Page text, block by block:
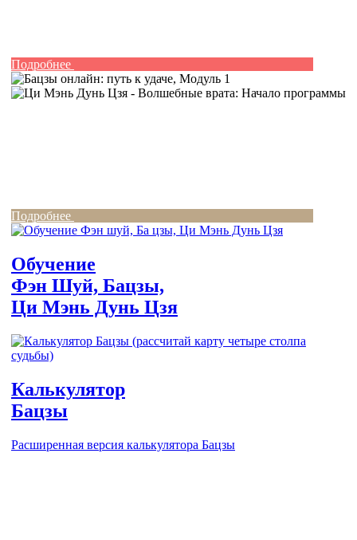
Подробнее
Подробнее
Обучение
Фэн Шуй, Бацзы,
Ци Мэнь Дунь Цзя
Калькулятор
Бацзы
Расширенная версия калькулятора Бацзы